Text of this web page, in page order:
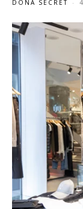
DONA SECRET -